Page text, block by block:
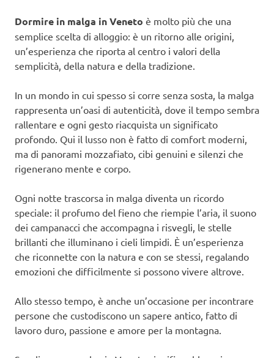
Dormire in malga in Veneto è molto più che una
semplice scelta di alloggio: è un ritorno alle origini,
un’esperienza che riporta al centro i valori della
semplicità, della natura e della tradizione.
In un mondo in cui spesso si corre senza sosta, la malga
rappresenta un’oasi di autenticità, dove il tempo sembra
rallentare e ogni gesto riacquista un significato
profondo. Qui il lusso non è fatto di comfort moderni,
ma di panorami mozzafiato, cibi genuini e silenzi che
rigenerano mente e corpo.
Ogni notte trascorsa in malga diventa un ricordo
speciale: il profumo del fieno che riempie l’aria, il suono
dei campanacci che accompagna i risvegli, le stelle
brillanti che illuminano i cieli limpidi. È un’esperienza
che riconnette con la natura e con se stessi, regalando
emozioni che difficilmente si possono vivere altrove.
Allo stesso tempo, è anche un’occasione per incontrare
persone che custodiscono un sapere antico, fatto di
lavoro duro, passione e amore per la montagna.